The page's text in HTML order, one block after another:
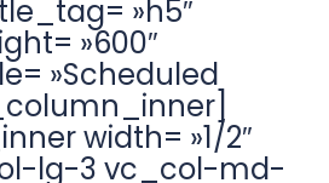
»h5″
»600″
»Scheduled
width= »1/2″
lg-3 vc_col-md-